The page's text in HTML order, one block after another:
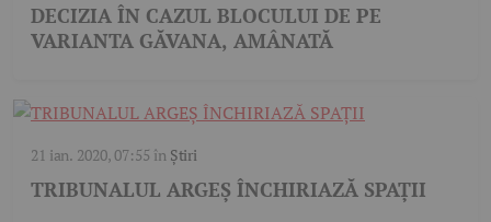
DECIZIA ÎN CAZUL BLOCULUI DE PE
VARIANTA GĂVANA, AMÂNATĂ
21 ian. 2020, 07:55 în Știri
TRIBUNALUL ARGEŞ ÎNCHIRIAZĂ SPAŢII